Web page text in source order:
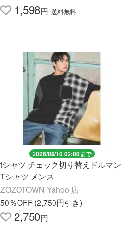
1,598円 送料無料
2026/08/10 02:00まで
tシャツ チェック切り替えドルマン
Tシャツ メンズ
ZOZOTOWN Yahoo!店
50％OFF (2,750円引き)
2,750円